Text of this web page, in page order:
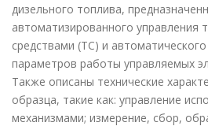
дизельного топлива,
автоматизированного управления
средствами (ТС) и
параметров работы управляемых
Также описаны технические
образца, такие как: управление
механизмами; измерение, сбор,